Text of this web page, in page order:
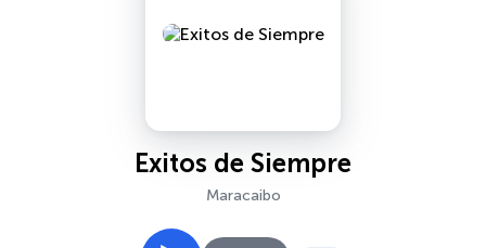
Exitos de Siempre
Maracaibo